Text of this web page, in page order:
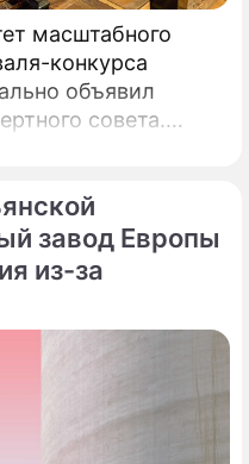
масштабного
конкурса
объявил
совета.
изучения
100 лучших
завод Европы
из-за